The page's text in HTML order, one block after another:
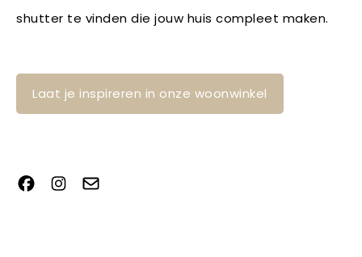
shutter te vinden die jouw huis compleet maken.
Laat je inspireren in onze woonwinkel